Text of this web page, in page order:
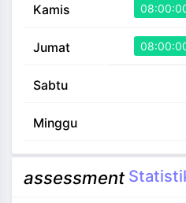
Kamis
Jumat
Sabtu
Minggu
assessment